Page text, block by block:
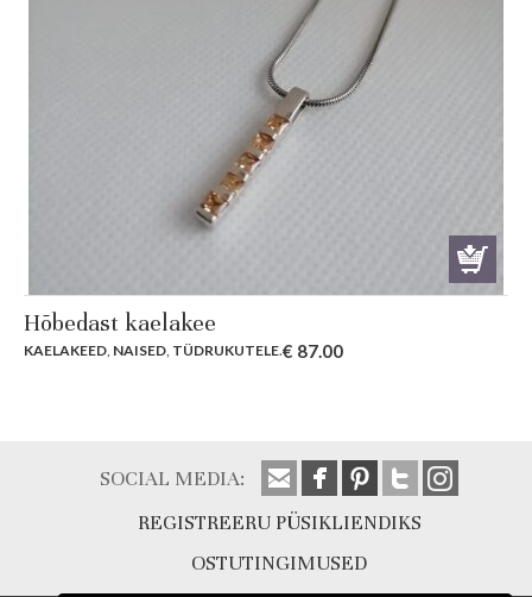
Hõbedast kaelakee
KAELAKEED NAISED TÜDRUKUTELE.€ 87.00
SOCIAL MEDIA:
REGISTREERU PÜSIKLIENDIKS
OSTUTINGIMUSED